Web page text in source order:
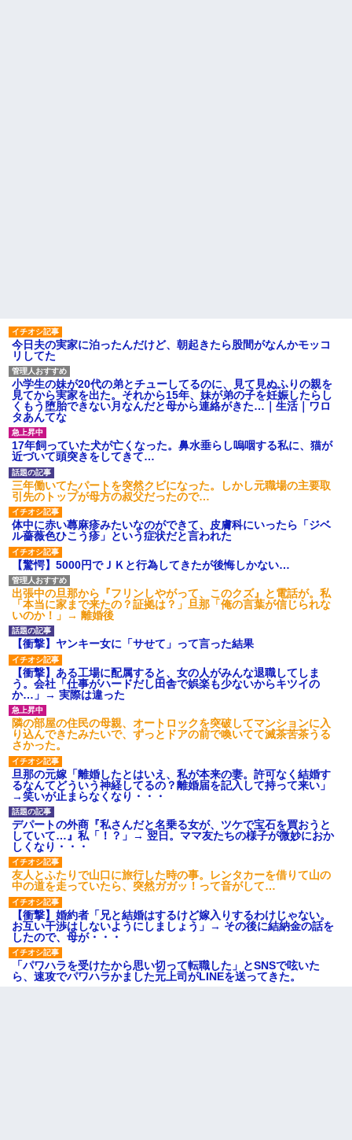
は出てけ！二度と来るな！」結
果・・・
私「初めて飲む味だけどなん
のお茶？」彼「ちっ！」私「」
【GIF】JSのカンチョーワロ
タ
後続車にクラクションを鳴ら
され彼氏が逆切れ。「何クラク
ション鳴らしてんだ！降りてこ
いよ！」と怒鳴りだし...
【衝撃】報酬100万円超の治験
募集がこちらｗｗｗｗｗ(※画像
あり)
【ネット騒然】惨殺されたタ
ワマン頂き女子のこの動画、す
げえええええｗｗｗｗｗｗｗｗ
ｗｗｗ
【愕然】白のクラウン俺氏、
高速道路左車線を制限速度で走
った結果wwwwwwwwwwww
百年の恋12-899 食べた量を
張り合ってくる
【悲報】佐藤輝明・・・２軍
でも盛大にやらかす←あまり悲
しませないでくれ
今日夫の実家に泊ったんだけど、朝起きたら股間がなんかモッコ
リしてた
小学生の妹が20代の弟とチューしてるのに、見て見ぬふりの親を
見てから実家を出た。それから15年、妹が弟の子を妊娠したらし
くもう堕胎できない月なんだと母から連絡がきた…｜生活｜ワロ
タあんてな
17年飼っていた犬が亡くなった。鼻水垂らし嗚咽する私に、猫が
近づいて頭突きをしてきて…
三年働いてたパートを突然クビになった。しかし元職場の主要取
引先のトップが母方の叔父だったので…
体中に赤い蕁麻疹みたいなのができて、皮膚科にいったら「ジベ
ル薔薇色ひこう疹」という症状だと言われた
【驚愕】5000円でＪＫと行為してきたが後悔しかない…
出張中の旦那から『フリンしやがって、このクズ』と電話が。私
「本当に家まで来たの？証拠は？」旦那「俺の言葉が信じられな
いのか！」→ 離婚後
【衝撃】ヤンキー女に「サせて」って言った結果
【衝撃】ある工場に配属すると、女の人がみんな退職してしま
う。会社「仕事がハードだし田舎で娯楽も少ないからキツイの
か…」→ 実際は違った
隣の部屋の住民の母親、オートロックを突破してマンションに入
り込んできたみたいで、ずっとドアの前で喚いてて滅茶苦茶うる
さかった。
旦那の元嫁「離婚したとはいえ、私が本来の妻。許可なく結婚す
るなんてどういう神経してるの？離婚届を記入して持って来い」
→笑いが止まらなくなり・・・
デパートの外商『私さんだと名乗る女が、ツケで宝石を買おうと
していて…』私「！？」→ 翌日。ママ友たちの様子が微妙におか
しくなり・・・
友人とふたりで山口に旅行した時の事。レンタカーを借りて山の
中の道を走っていたら、突然ガガッ！って音がして…
【衝撃】婚約者「兄と結婚はするけど嫁入りするわけじゃない。
お互い干渉はしないようにしましょう」→ その後に結納金の話を
したので、母が・・・
「パワハラを受けたから思い切って転職した」とSNSで呟いた
ら、速攻でパワハラかました元上司がLINEを送ってきた。